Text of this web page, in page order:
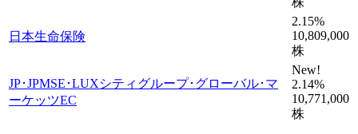
日本生命保険
2.15%
10,809,000
株
JP･JPMSE･LUXシティグループ･グローバル･マ
ーケッツEC
New!
2.14%
10,771,000
株